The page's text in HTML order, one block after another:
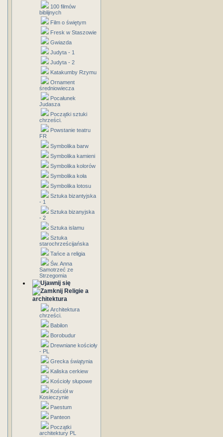
100 filmów
biblijnych
Film o świętym
Fresk w Staszowie
Gwiazda
Judyta - 1
Judyta - 2
Katakumby Rzymu
Ornament
średniowiecza
Pocałunek
Judasza
Początki sztuki
chrześci.
Powstanie teatru
FR
Symbolika barw
Symbolika kamieni
Symbolika kolorów
Symbolika koła
Symbolika lotosu
Sztuka bizantyjska
- 1
Sztuka bizanyjska
- 2
Sztuka islamu
Sztuka
starochrześcijańska
Tańce a religia
Św. Anna
Samotrzeć ze
Strzegomia
Religie a
architektura
Architektura
chrześci.
Babilon
Borobudur
Drewniane kościoły
- PL
Grecka świątynia
Kaliska cerkiew
Kościoły słupowe
Kościół w
Kosieczynie
Paestum
Panteon
Początki
architektury PL